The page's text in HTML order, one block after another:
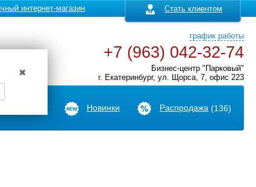
Стать клиентом
интернет-магазин
✖
график работы
+7 (963) 042-32-74
Бизнес-центр "Парковый"
г. Екатеринбург, ул. Щорса, 7, офис 223
Новинки Распродажа (136)